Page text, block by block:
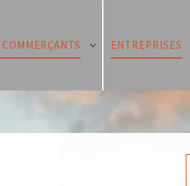
ENTREPRISES